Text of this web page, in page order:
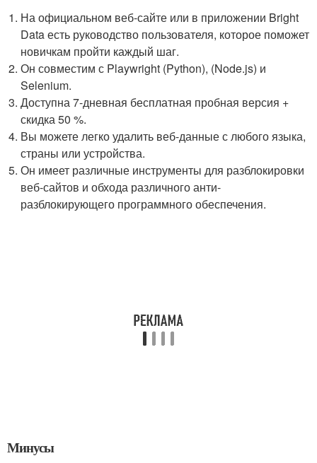
На официальном веб-сайте или в приложении Bright
Data есть руководство пользователя, которое поможет
новичкам пройти каждый шаг.
Он совместим с Playwright (Python), (Node.js) и
Selenium.
Доступна 7-дневная бесплатная пробная версия +
скидка 50 %.
Вы можете легко удалить веб-данные с любого языка,
страны или устройства.
Он имеет различные инструменты для разблокировки
веб-сайтов и обхода различного анти-
разблокирующего программного обеспечения.
Минусы